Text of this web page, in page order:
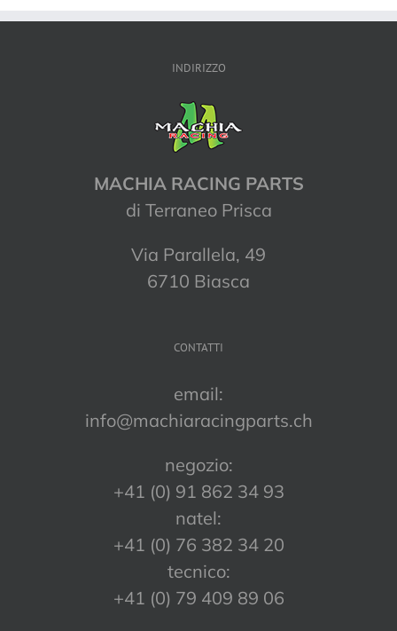
INDIRIZZO
MACHIA RACING PARTS
di Terraneo Prisca
Via Parallela, 49
6710 Biasca
CONTATTI
email:
info@machiaracingparts.ch
negozio:
+41 (0) 91 862 34 93
natel:
+41 (0) 76 382 34 20
tecnico:
+41 (0) 79 409 89 06